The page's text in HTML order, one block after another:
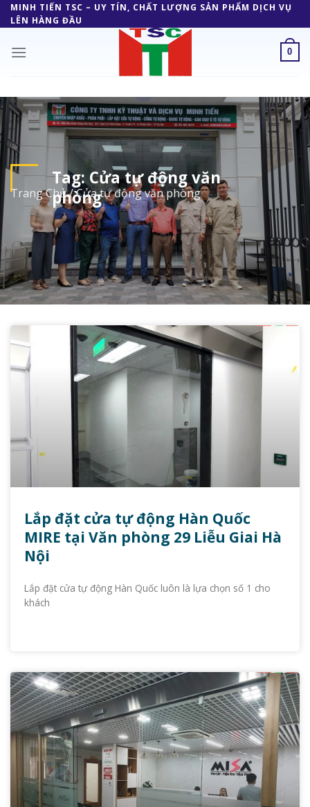
Skip
to
MINH TIẾN TSC – UY TÍN, CHẤT LƯỢNG SẢN PHẨM DỊCH VỤ
LÊN HÀNG ĐẦU
0
Tag: Cửa tự động văn
phòng
Trang Chủ/Cửa tự động văn phòng
Lắp đặt cửa tự động Hàn Quốc
MIRE tại Văn phòng 29 Liễu Giai Hà
Nội
Lắp đặt cửa tự động Hàn Quốc luôn là lựa chọn số 1 cho
khách